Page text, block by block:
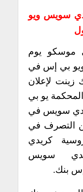
سويس ويو
موسكو يوم
بي إس في
لإعلان
يو بي
سويس في
التصرف في
كريدي
سويس
بنك.